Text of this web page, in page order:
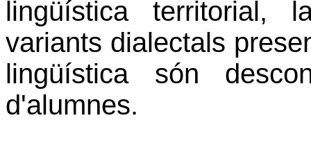
lingüística territorial,
variants dialectals
lingüística són
d'alumnes.